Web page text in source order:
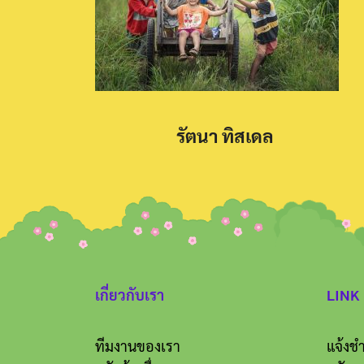
รัตนา ทิสเดล
เกี่ยวกับเรา
ทีมงานของเรา
LINK
แจ้งช